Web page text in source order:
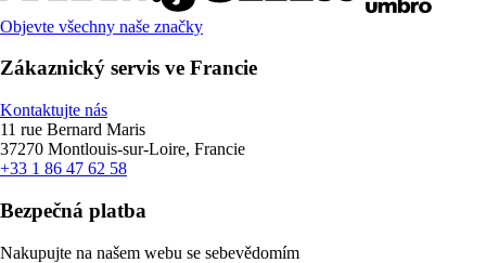
Objevte všechny naše značky
Zákaznický servis ve Francie
Kontaktujte nás
11 rue Bernard Maris
37270 Montlouis-sur-Loire, Francie
+33 1 86 47 62 58
Bezpečná platba
Nakupujte na našem webu se sebevědomím